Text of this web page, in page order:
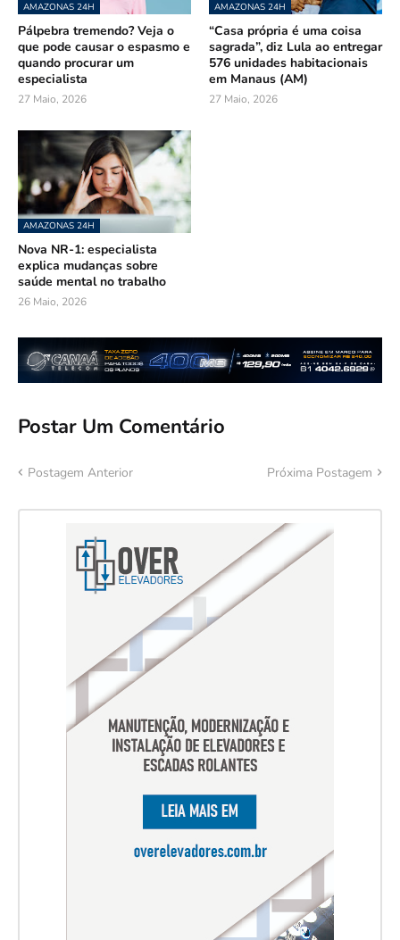
AMAZONAS 24H
Pálpebra tremendo? Veja o
que pode causar o espasmo e
quando procurar um
especialista
27 Maio, 2026
AMAZONAS 24H
“Casa própria é uma coisa
sagrada”, diz Lula ao entregar
576 unidades habitacionais
em Manaus (AM)
27 Maio, 2026
AMAZONAS 24H
Nova NR-1: especialista
explica mudanças sobre
saúde mental no trabalho
26 Maio, 2026
Postar Um Comentário
Postagem Anterior Próxima Postagem